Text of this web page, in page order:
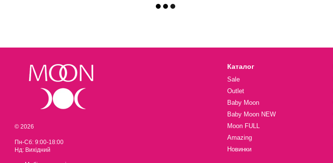
© 2026
Пн-Сб: 9:00-18:00
Нд: Вихідний
Каталог
Sale
Outlet
Baby Moon
Baby Moon NEW
Moon FULL
Amazing
Новинки